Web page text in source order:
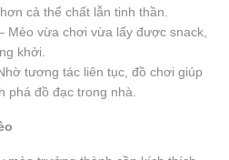
cả thể chất lẫn tinh thần.
Mèo vừa chơi vừa lấy được snack,
khởi.
tương tác liên tục, đồ chơi giúp
phá đồ đạc trong nhà.